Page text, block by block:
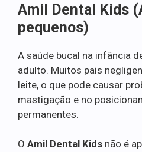
Amil Dental Kids
pequenos)
A saúde bucal na infância
adulto. Muitos pais
leite, o que pode causar
mastigação e no
permanentes.
O Amil Dental Kids não é